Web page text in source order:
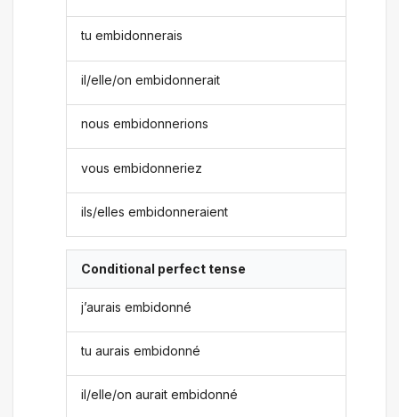
tu embidonnerais
il/elle/on embidonnerait
nous embidonnerions
vous embidonneriez
ils/elles embidonneraient
Conditional perfect tense
j’aurais embidonné
tu aurais embidonné
il/elle/on aurait embidonné